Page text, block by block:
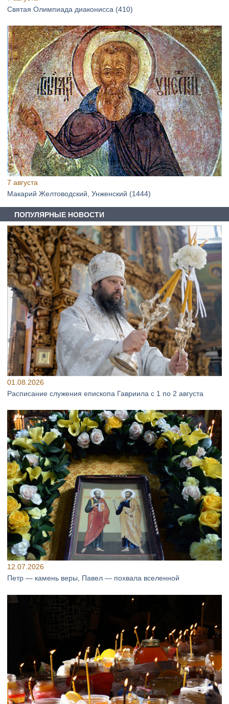
Святая Олимпиада диаконисса (410)
7 августа
Макарий Желтоводский, Унженский (1444)
ПОПУЛЯРНЫЕ НОВОСТИ
01.08.2026
Расписание служения епископа Гавриила с 1 по 2 августа
12.07.2026
Петр — камень веры, Павел — похвала вселенной